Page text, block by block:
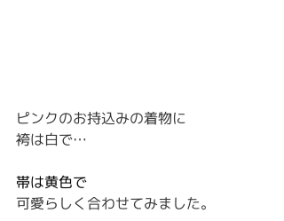
ピンクのお持込みの着物に
袴は白で…
帯は黄色で
可愛らしく合わせてみました。